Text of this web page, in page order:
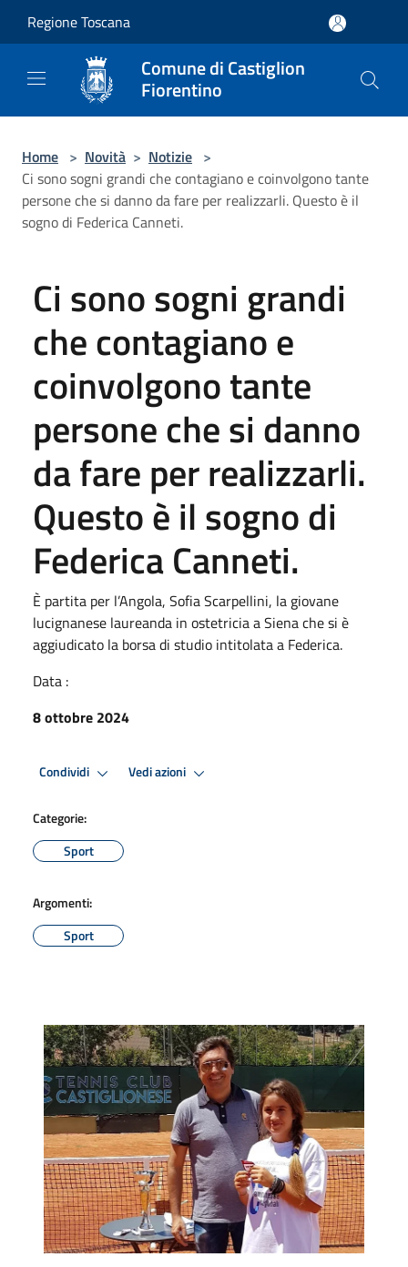
Regione Toscana
Comune di Castiglion
Fiorentino
Home > Novità > Notizie >
Ci sono sogni grandi che contagiano e coinvolgono tante
persone che si danno da fare per realizzarli. Questo è il
sogno di Federica Canneti.
Ci sono sogni grandi
che contagiano e
coinvolgono tante
persone che si danno
da fare per realizzarli.
Questo è il sogno di
Federica Canneti.
È partita per l’Angola, Sofia Scarpellini, la giovane
lucignanese laureanda in ostetricia a Siena che si è
aggiudicato la borsa di studio intitolata a Federica.
Data :
8 ottobre 2024
Condividi Vedi azioni
Categorie:
Sport
Argomenti:
Sport